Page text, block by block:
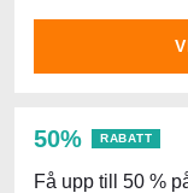
50% RABATT
Få upp till 50 %